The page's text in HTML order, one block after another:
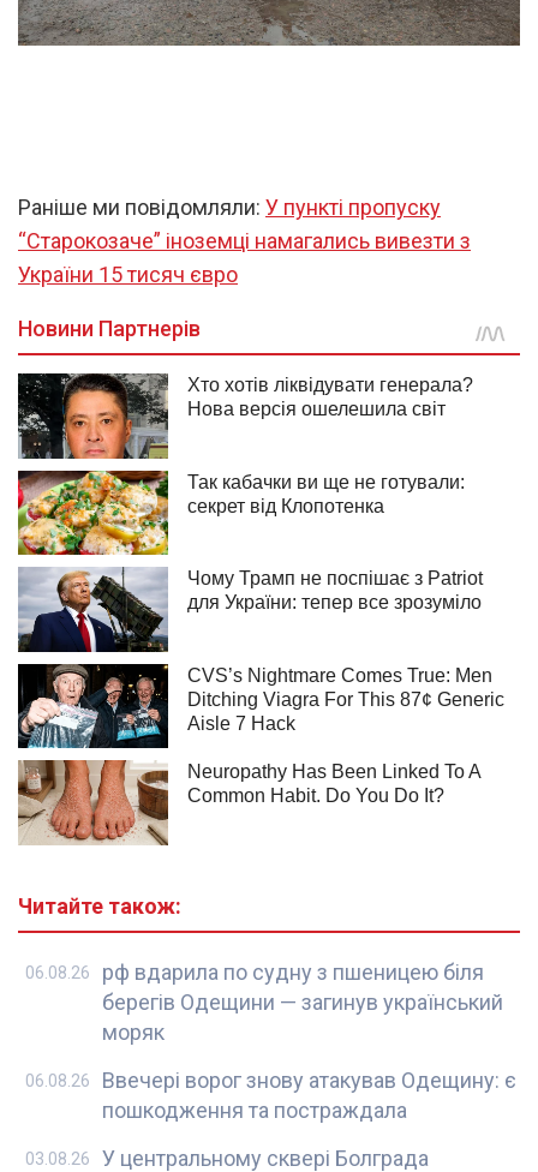
Раніше ми повідомляли: У пункті пропуску
“Старокозаче” іноземці намагались вивезти з
України 15 тисяч євро
Читайте також:
рф вдарила по судну з пшеницею біля
берегів Одещини — загинув український
моряк
06.08.26
Ввечері ворог знову атакував Одещину: є
пошкодження та постраждала
06.08.26
У центральному сквері Болграда
03.08.26